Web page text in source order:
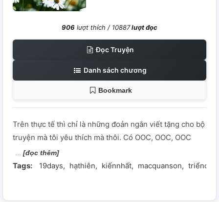
906 lượt thích / 10887lượt đọc
Đọc Truyện
Danh sách chương
Bookmark
Trên thực tế thì chỉ là những đoản ngắn viết tặng cho bộ
truyện mà tôi yêu thích mà thôi. Có OOC, OOC, OOC
[đọc thêm]
Tags: 19days hạthiên kiếnnhất macquanson